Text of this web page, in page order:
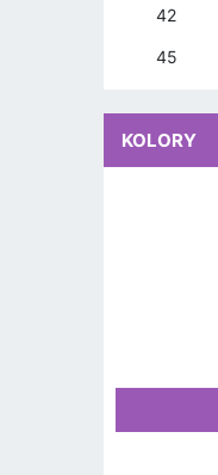
42
45
KOLORY